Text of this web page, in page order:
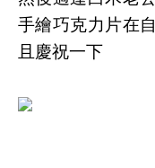
手繪巧克力片在
且慶祝一下